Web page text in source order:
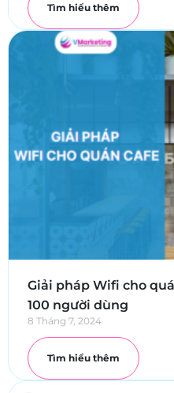
Tìm hiểu thêm
Giải pháp Wifi cho
100 người dùng
8 Tháng 7, 2024
Tìm hiểu thêm